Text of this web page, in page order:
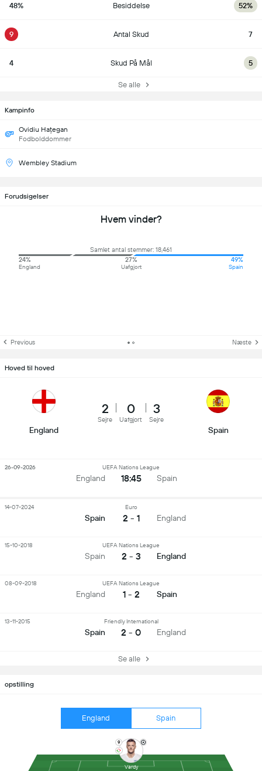
48% Besiddelse 52%
9 Antal Skud 7
4 Skud På Mål 5
Se alle
opstilling
England Spain
9
Vardy
Kampinfo
Ovidiu Hațegan
Fodbolddommer
Wembley Stadium
Forudsigelser
Hvem vinder?
Samlet antal stemmer: 18,461
24%
England
27%
Uafgjort
49%
Spain
Previous Næste
Hoved til hoved
England
2
Sejre
0
Uafgjort
3
Sejre
Spain
England
UEFA Nations League
18:45 Spain
26-09-2026
Spain
Euro
2 - 1 England
14-07-2024
Spain
UEFA Nations League
2 - 3 England
15-10-2018
England
UEFA Nations League
1 - 2 Spain
08-09-2018
Spain
Friendly International
2 - 0 England
13-11-2015
Se alle